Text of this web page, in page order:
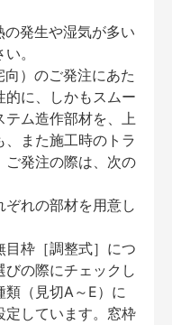
発生や湿気が多い
。
）のご発注にあた
的に、しかもスムー
テム造作部材を、上
また施工時のトラ
ご発注の際は、次の
れの部材を用意し
目枠［調整式］につ
の際にチェックし
類（見切A～E）に
定しています。窓枠